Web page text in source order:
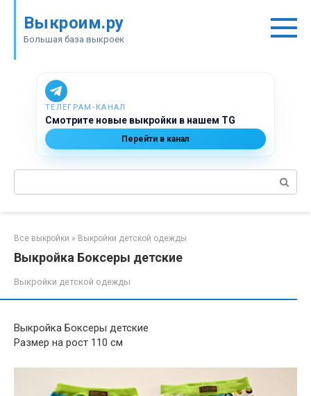
контенту
Выкроим.ру
Большая база выкроек
ТЕЛЕГРАМ‑КАНАЛ
Смотрите новые выкройки в нашем TG
Перейти в канал
Поиск:
Все выкройки » Выкройки детской одежды
Выкройка Боксеры детские
Выкройки детской одежды
Выкройка Боксеры детские
Размер на рост 110 см